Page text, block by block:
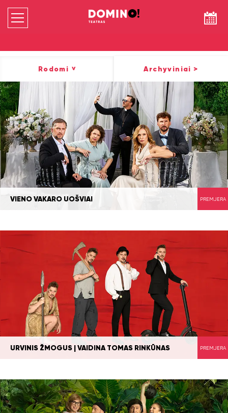
Rodomi > Archyviniai >
VIENO VAKARO UOŠVIAI PREMJERA
URVINIS ŽMOGUS | VAIDINA TOMAS RINKŪNAS PREMJERA